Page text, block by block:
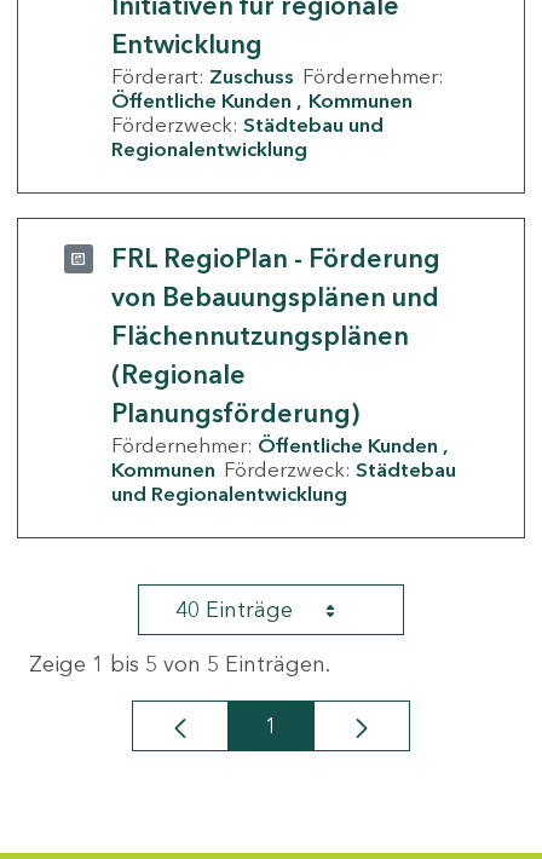
Entwicklung
Förderart: Zuschuss Fördernehmer:
Öffentliche Kunden
Kommunen
Förderzweck: Städtebau und
Regionalentwicklung
FRL RegioPlan - Förderung
von Bebauungsplänen und
Flächennutzungsplänen
(Regionale
Planungsförderung)
Fördernehmer: Öffentliche Kunden
Kommunen Förderzweck: Städtebau
und Regionalentwicklung
40 Einträge
Zeige 1 bis 5 von 5 Einträgen.
Seite
1